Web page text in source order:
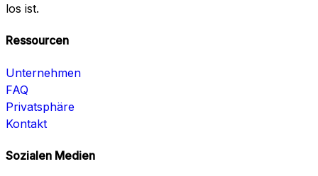
los ist.
Ressourcen
Unternehmen
FAQ
Privatsphäre
Kontakt
Sozialen Medien